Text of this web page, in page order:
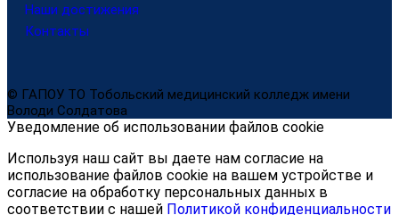
Наши достижения
Контакты
© ГАПОУ ТО Тобольский медицинский колледж имени
Володи Солдатова
Уведомление об использовании файлов cookie
Используя наш сайт вы даете нам согласие на
использование файлов cookie на вашем устройстве и
согласие на обработку персональных данных в
соответствии с нашей Политикой конфиденциальности